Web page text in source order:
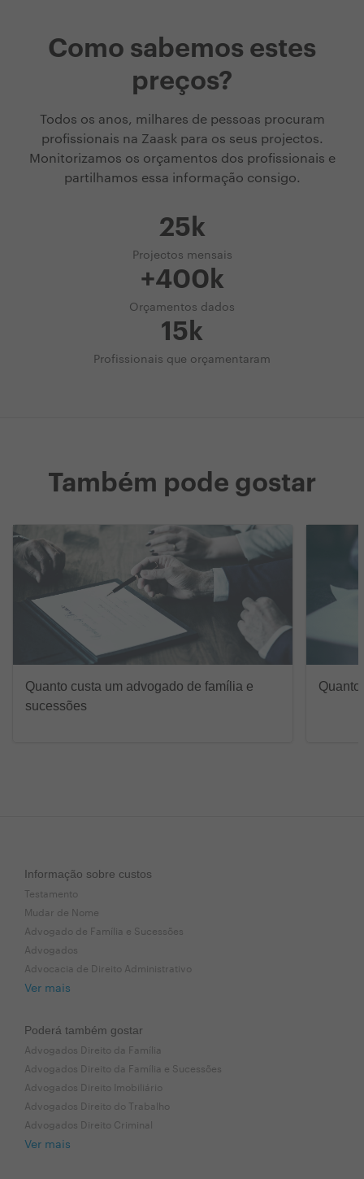
Como sabemos estes
preços?
Todos os anos, milhares de pessoas procuram
profissionais na Zaask para os seus projectos.
Monitorizamos os orçamentos dos profissionais e
partilhamos essa informação consigo.
25k
Projectos mensais
+400k
Orçamentos dados
15k
Profissionais que orçamentaram
Também pode gostar
Quanto custa um advogado de família e
sucessões
Informação sobre custos
Testamento
Mudar de Nome
Advogado de Família e Sucessões
Advogados
Advocacia de Direito Administrativo
Ver mais
Poderá também gostar
Advogados Direito da Família
Advogados Direito da Família e Sucessões
Advogados Direito Imobiliário
Advogados Direito do Trabalho
Advogados Direito Criminal
Ver mais